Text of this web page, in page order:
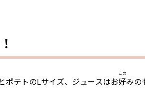
ポテトのLサイズ、ジュースはお好
この
みの